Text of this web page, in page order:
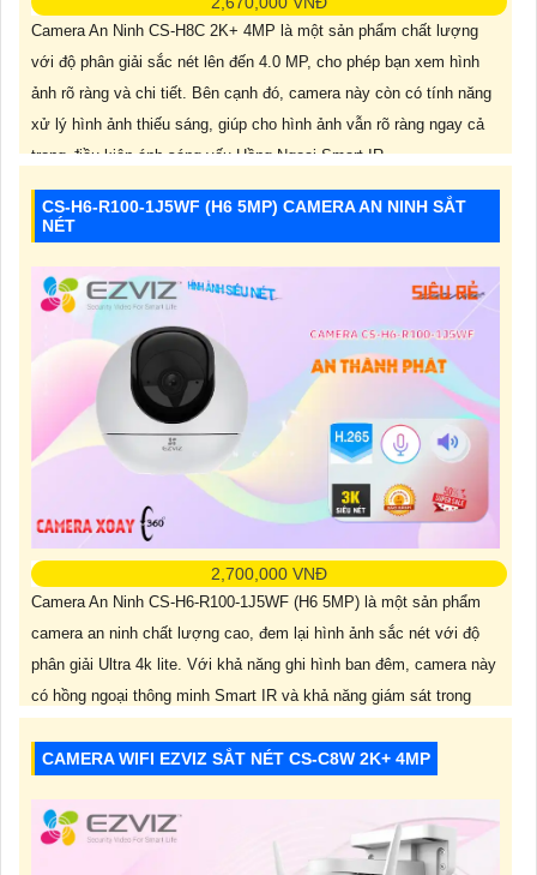
Camera An Ninh CS-H8C 2K+ 4MP là một sản phẩm chất lượng
với độ phân giải sắc nét lên đến 4.0 MP, cho phép bạn xem hình
ảnh rõ ràng và chi tiết. Bên cạnh đó, camera này còn có tính năng
xử lý hình ảnh thiếu sáng, giúp cho hình ảnh vẫn rõ ràng ngay cả
trong điều kiện ánh sáng yếu.Hồng Ngoại Smart IR
CS-H6-R100-1J5WF (H6 5MP) CAMERA AN NINH SẮT
NÉT
2,700,000 VNĐ
Camera An Ninh CS-H6-R100-1J5WF (H6 5MP) là một sản phẩm
camera an ninh chất lượng cao, đem lại hình ảnh sắc nét với độ
phân giải Ultra 4k lite. Với khả năng ghi hình ban đêm, camera này
có hồng ngoại thông minh Smart IR và khả năng giám sát trong
CAMERA WIFI EZVIZ SẮT NÉT CS-C8W 2K+ 4MP